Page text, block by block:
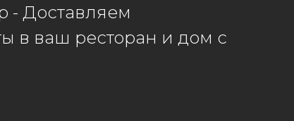
- Доставляем
в ваш ресторан и дом с